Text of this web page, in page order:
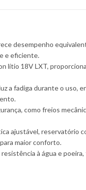
desempenho
e eficiente.
lítio 18V LXT,
a fadiga durante o uso,
como freios
ajustável, reservatório
maior conforto.
à água e